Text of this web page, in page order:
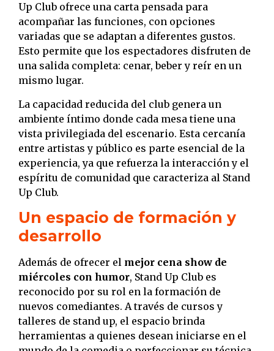
Up Club ofrece una carta pensada para
acompañar las funciones, con opciones
variadas que se adaptan a diferentes gustos.
Esto permite que los espectadores disfruten de
una salida completa: cenar, beber y reír en un
mismo lugar.
La capacidad reducida del club genera un
ambiente íntimo donde cada mesa tiene una
vista privilegiada del escenario. Esta cercanía
entre artistas y público es parte esencial de la
experiencia, ya que refuerza la interacción y el
espíritu de comunidad que caracteriza al Stand
Up Club.
Un espacio de formación y
desarrollo
Además de ofrecer el mejor cena show de
miércoles con humor, Stand Up Club es
reconocido por su rol en la formación de
nuevos comediantes. A través de cursos y
talleres de stand up, el espacio brinda
herramientas a quienes desean iniciarse en el